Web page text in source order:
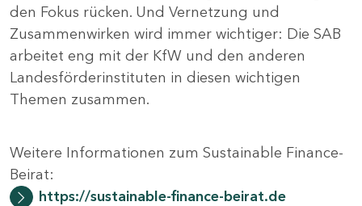
den Fokus rücken. Und Vernetzung und
Zusammenwirken wird immer wichtiger: Die SAB
arbeitet eng mit der KfW und den anderen
Landesförderinstituten in diesen wichtigen
Themen zusammen.
Weitere Informationen zum Sustainable Finance-
Beirat:
https://sustainable-finance-beirat.de